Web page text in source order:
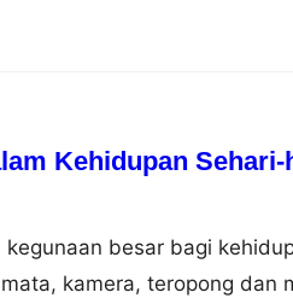
Kehidupan Sehari-
besar bagi
kamera, teropong dan